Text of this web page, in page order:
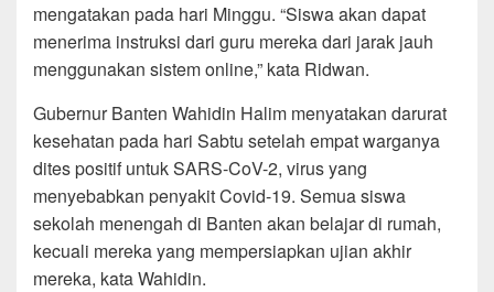
mengatakan pada hari Minggu. “Siswa akan dapat
menerima instruksi dari guru mereka dari jarak jauh
menggunakan sistem online,” kata Ridwan.
Gubernur Banten Wahidin Halim menyatakan darurat
kesehatan pada hari Sabtu setelah empat warganya
dites positif untuk SARS-CoV-2, virus yang
menyebabkan penyakit Covid-19. Semua siswa
sekolah menengah di Banten akan belajar di rumah,
kecuali mereka yang mempersiapkan ujian akhir
mereka, kata Wahidin.